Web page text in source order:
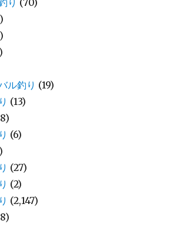
り (70)
ル釣り (19)
(13)
(6)
(27)
(2)
(2,147)